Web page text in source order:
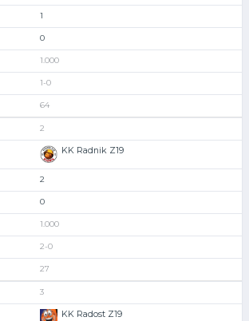
1
0
1.000
1-0
64
2
KK Radnik Z19
2
0
1.000
2-0
27
3
KK Radost Z19